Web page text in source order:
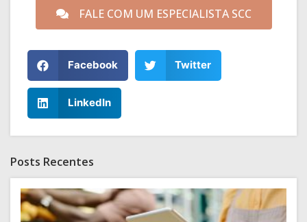
FALE COM UM ESPECIALISTA SCC
Facebook Twitter
LinkedIn
Posts Recentes